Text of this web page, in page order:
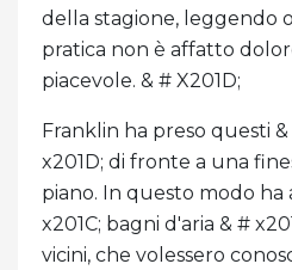
della stagione, leggendo
pratica non è affatto
piacevole. & # X201D;
Franklin ha preso questi &
x201D; di fronte a una
piano. In questo modo
x201C; bagni d'aria & #
vicini, che volessero